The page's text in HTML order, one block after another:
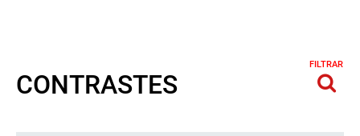
CONTRASTES
FILTRAR